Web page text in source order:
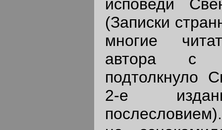
исповеди
(Записки
многие
автора с
подтолкнуло
2-е